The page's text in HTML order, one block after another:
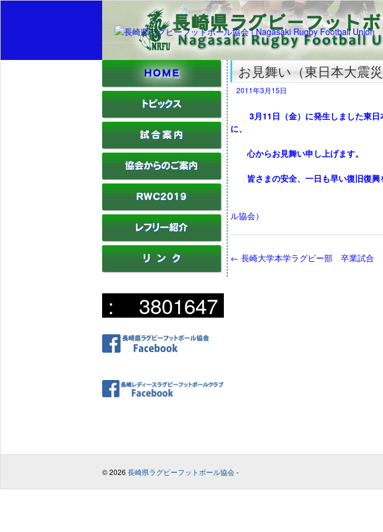
3801647
:
お見舞い（東日本大
2011年3月15日
3月11日（金）に発生しました東
に、
心からお見舞い申し上げます。
皆さまの安全、一日も早い復旧復興
（長崎県ラ
ル協会）
← 長崎大学本学ラグビー部 卒業試合
© 2026 長崎県ラグビーフットボール協会-